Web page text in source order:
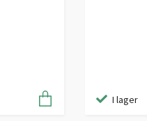
I lager